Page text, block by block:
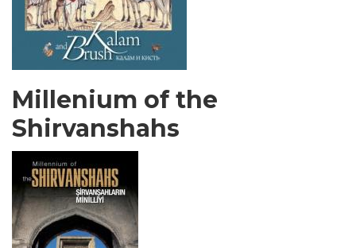
Millenium of the
Shirvanshahs